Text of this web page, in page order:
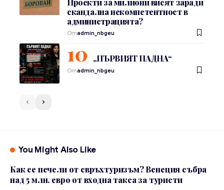
скандална некомпетентност в
администрацията?
Отadmin_nbgeu
„ПЪРВИЯТ ПАДНА“
Отadmin_nbgeu
You Might Also Like
Как се печели от свръхтуризъм? Венеция събра
над 5 млн. евро от входна такса за туристи